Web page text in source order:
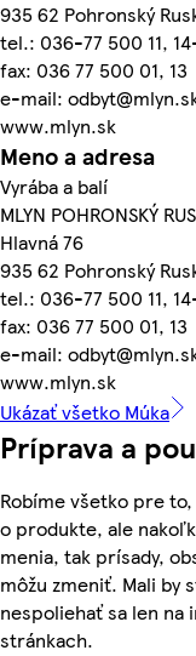
935 62 Pohronský
tel.: 036-77 500 11,
fax: 036 77 500 01, 13
e-mail:
www.mlyn.sk
Meno a adresa
Vyrába a balí
MLYN POHRONSKÝ
Hlavná 76
935 62 Pohronský
tel.: 036-77 500 11,
fax: 036 77 500 01, 13
e-mail:
www.mlyn.sk
Ukázať všetko Múka
Príprava a
Robíme všetko pre
o produkte, ale
menia, tak prísady,
môžu zmeniť. Mali by
nespoliehať sa len na
stránkach.